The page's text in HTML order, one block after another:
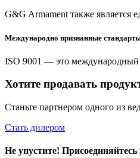
G&G Armament также является
Международно признанные
ISO 9001 — это международный
Хотите продавать
Станьте партнером одного из
Стать дилером
Не упустите!